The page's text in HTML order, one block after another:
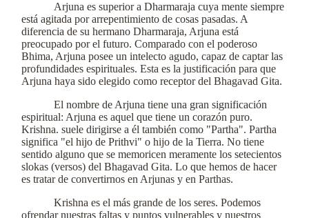
Arjuna es superior a Dharmaraja cuya mente siempre
está agitada por arrepentimiento de cosas pasadas. A
diferencia de su hermano Dharmaraja, Arjuna está
preocupado por el futuro. Comparado con el poderoso
Bhima, Arjuna posee un intelecto agudo, capaz de captar las
profundidades espirituales. Esta es la justificación para que
Arjuna haya sido elegido como receptor del Bhagavad Gita.
El nombre de Arjuna tiene una gran significación
espiritual: Arjuna es aquel que tiene un corazón puro.
Krishna. suele dirigirse a él también como "Partha". Partha
significa "el hijo de Prithvi" o hijo de la Tierra. No tiene
sentido alguno que se memoricen meramente los setecientos
slokas (versos) del Bhagavad Gita. Lo que hemos de hacer
es tratar de convertirnos en Arjunas y en Parthas.
Krishna es el más grande de los seres. Podemos
ofrendar nuestras faltas y puntos vulnerables y nuestros